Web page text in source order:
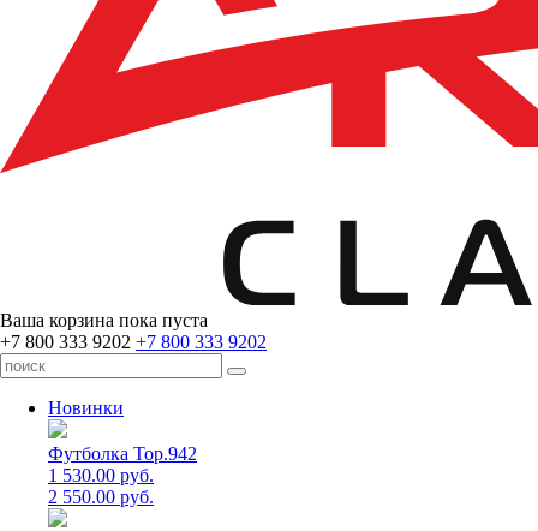
Ваша корзина пока пуста
+7 800 333 9202 +7 800 333 9202
Новинки
Футболка Top.942
1 530.00 руб.
2 550.00 руб.